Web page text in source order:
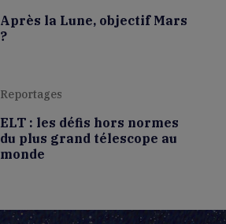
Après la Lune, objectif Mars
?
Reportages
ELT : les défis hors normes
du plus grand télescope au
monde